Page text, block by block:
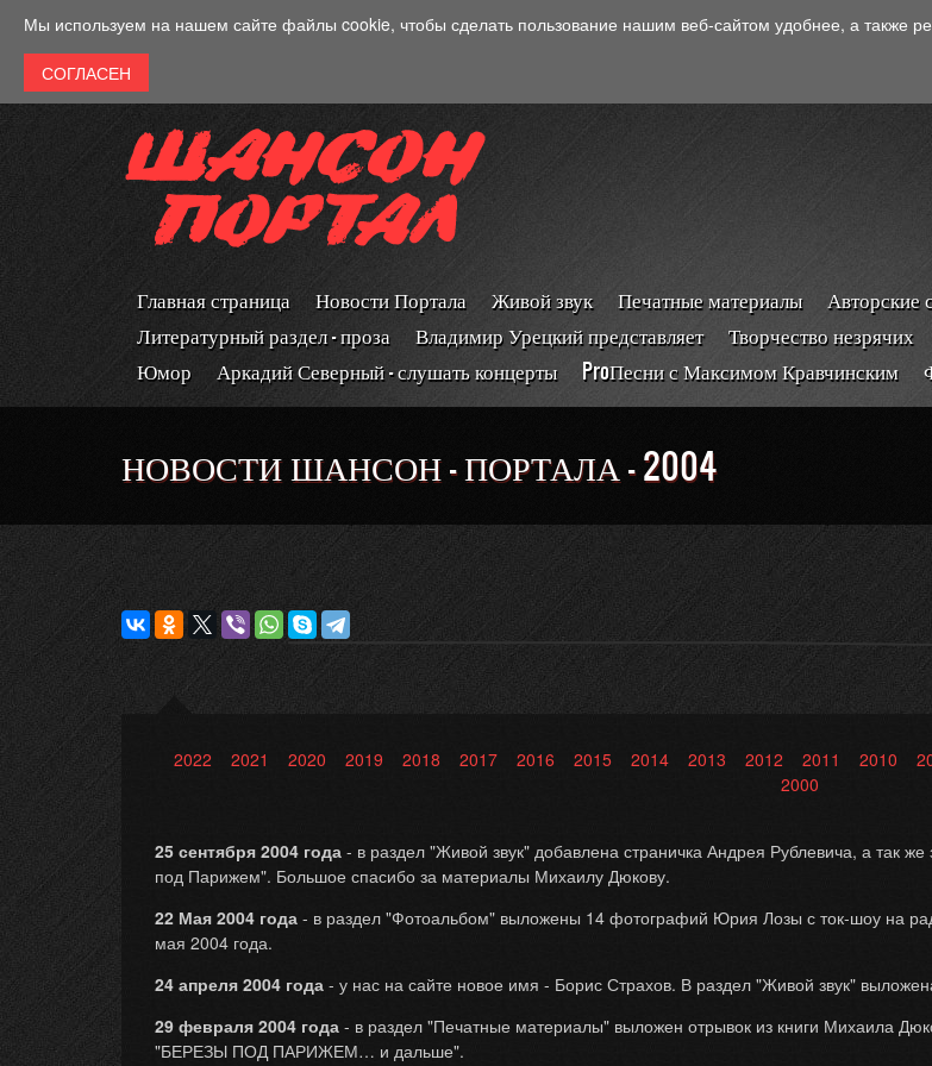
Мы используем на нашем сайте файлы cookie, чтобы сделать пользование нашим веб-сайтом удобнее, а также
Главная страница Новости Портала Живой звук Печатные материалы Авторские
Литературный раздел - проза
Владимир Урецкий представляет Творчество незрячих
Юмор
Аркадий Северный - слушать концерты ProПесни с Максимом Кравчинским
НОВОСТИ ШАНСОН - ПОРТАЛА - 2004
2022 2021 2020 2019 2018 2017 2016 2015 2014 2013 2012 2011 2010
2000
25 сентября 2004 года - в раздел "Живой звук" добавлена страничка Андрея Рублевича, а так
под Парижем". Большое спасибо за материалы Михаилу Дюкову.
22 Мая 2004 года - в раздел "Фотоальбом" выложены 14 фотографий Юрия Лозы с ток-шоу на
мая 2004 года.
24 апреля 2004 года - у нас на сайте новое имя - Борис Страхов. В раздел "Живой звук"
29 февраля 2004 года - в раздел "Печатные материалы" выложен отрывок из книги Михаила
"БЕРЕЗЫ ПОД ПАРИЖЕМ… и дальше".